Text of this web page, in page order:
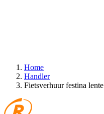
Home
Handler
Fietsverhuur festina lente